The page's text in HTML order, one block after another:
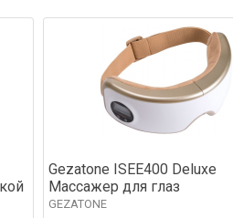
Gezatone ISEE400 Deluxe
Массажер для глаз
GEZATONE